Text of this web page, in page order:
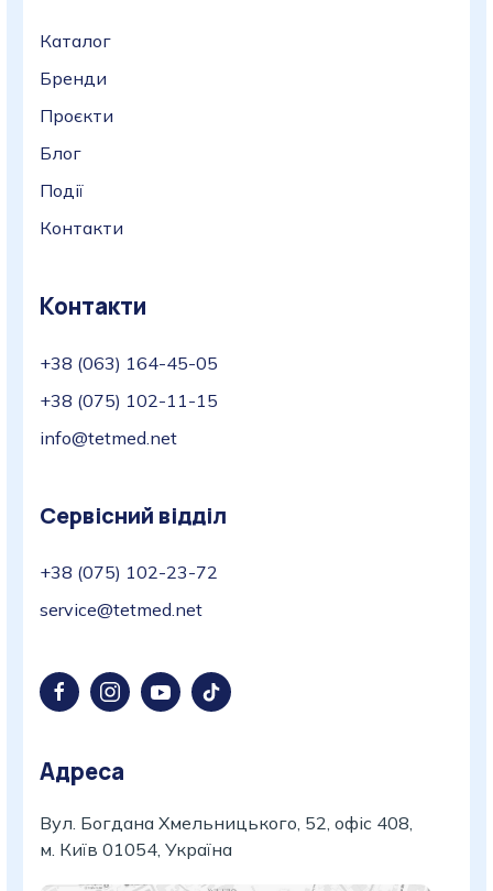
Каталог
Бренди
Проєкти
Блог
Події
Контакти
Контакти
+38 (063) 164-45-05
+38 (075) 102-11-15
info@tetmed.net
Сервісний відділ
+38 (075) 102-23-72
service@tetmed.net
Адреса
Вул. Богдана Хмельницького, 52, офіс 408,
м. Київ 01054, Україна